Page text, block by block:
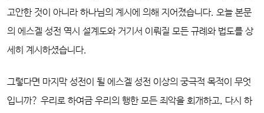
고안한 것이 아니라 하나님의 계시에 의해 지어졌습니다. 오늘 본문
의 에스겔 성전 역시 설계도와 거기서 이뤄질 모든 규례와 법도를 상
세히 계시하셨습니다.
그렇다면 마지막 성전이 될 에스겔 성전 이상의 궁극적 목적이 무엇
입니까? 우리로 하여금 우리의 행한 모든 죄악을 회개하고, 다시 하